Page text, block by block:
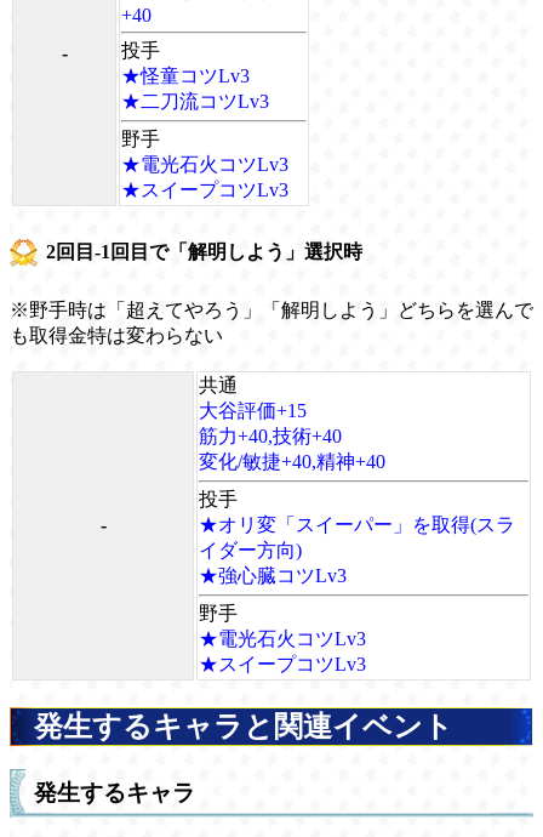
-
+40
投手
★怪童コツLv3
★二刀流コツLv3
野手
★電光石火コツLv3
★スイープコツLv3
2回目-1回目で「解明しよう」選択時
※野手時は「超えてやろう」「解明しよう」どちらを選んで
も取得金特は変わらない
-
共通
大谷評価+15
筋力+40,技術+40
変化/敏捷+40,精神+40
投手
★オリ変「スイーパー」を取得(スラ
イダー方向)
★強心臓コツLv3
野手
★電光石火コツLv3
★スイープコツLv3
発生するキャラと関連イベント
発生するキャラ